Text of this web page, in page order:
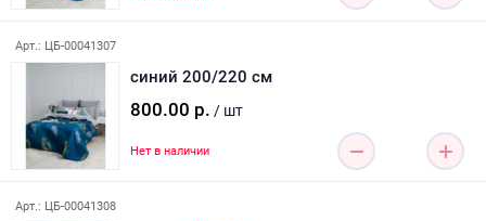
Арт.: ЦБ-00041307
синий 200/220 см
800.00 р. / шт
Нет в наличии
Арт.: ЦБ-00041308